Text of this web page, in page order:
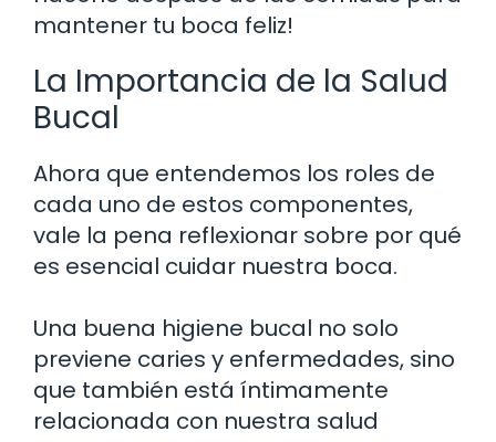
mantener tu boca feliz!
La Importancia de la Salud
Bucal
Ahora que entendemos los roles de
cada uno de estos componentes,
vale la pena reflexionar sobre por qué
es esencial cuidar nuestra boca.
Una buena higiene bucal no solo
previene caries y enfermedades, sino
que también está íntimamente
relacionada con nuestra salud